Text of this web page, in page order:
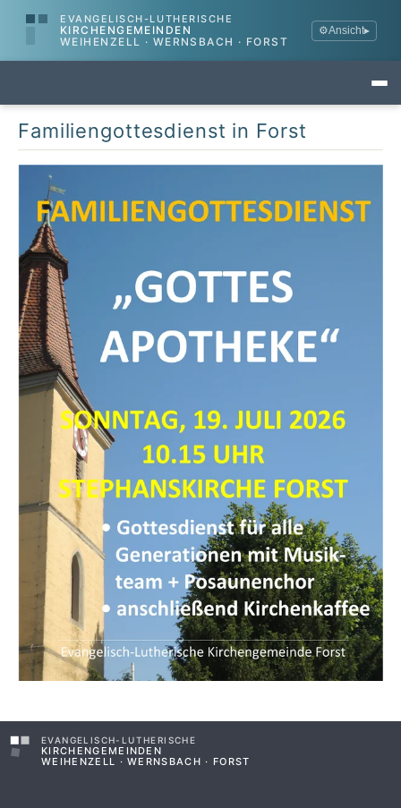
EVANGELISCH-LUTHERISCHE
KIRCHENGEMEINDEN
WEIHENZELL · WERNSBACH · FORST
⚙Ansicht▸
Familiengottesdienst in Forst
EVANGELISCH-LUTHERISCHE
KIRCHENGEMEINDEN
WEIHENZELL · WERNSBACH · FORST